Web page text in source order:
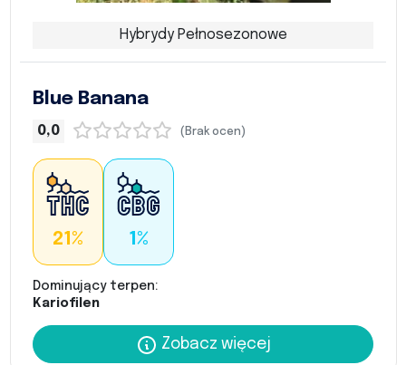
Hybrydy Pełnosezonowe
Blue Banana
0,0 (Brak ocen)
21% 1%
Dominujący terpen:
Kariofilen
Zobacz więcej